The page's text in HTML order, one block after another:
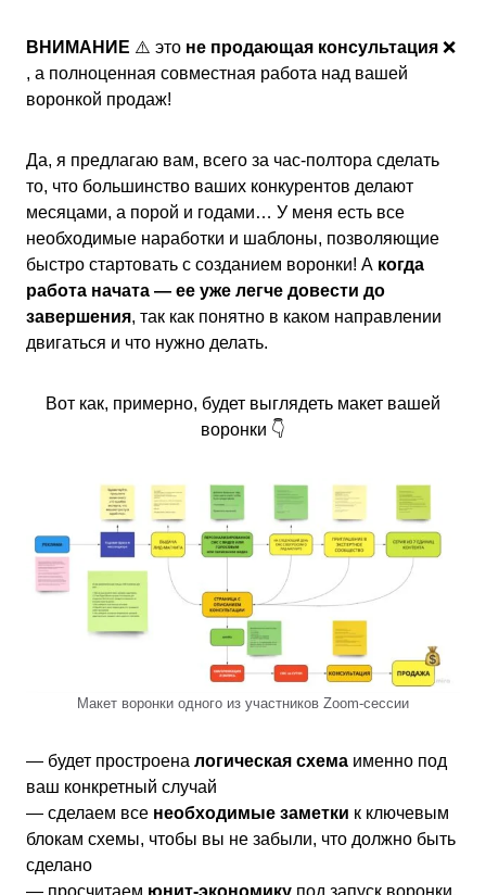
ВНИМАНИЕ ⚠️ это не продающая консультация ❌
, а полноценная совместная работа над вашей
воронкой продаж!
Да, я предлагаю вам, всего за час-полтора сделать
то, что большинство ваших конкурентов делают
месяцами, а порой и годами… У меня есть все
необходимые наработки и шаблоны, позволяющие
быстро стартовать с созданием воронки! А когда
работа начата — ее уже легче довести до
завершения, так как понятно в каком направлении
двигаться и что нужно делать.
Вот как, примерно, будет выглядеть макет вашей
воронки 👇
Макет воронки одного из участников Zoom-сессии
— будет простроена логическая схема именно под
ваш конкретный случай
— сделаем все необходимые заметки к ключевым
блокам схемы, чтобы вы не забыли, что должно быть
сделано
— просчитаем юнит-экономику под запуск воронки,